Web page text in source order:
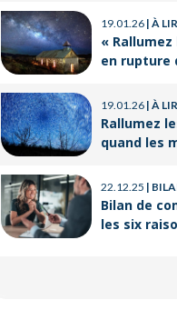
qui font vivre la culture
19.01.26 | À
«
en rupture
d’Emeric
19.01.26 | À
Rallumez
quand les
l’espoir
22.12.25 | BILAN
Bilan de
les six